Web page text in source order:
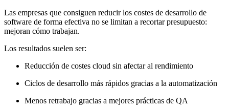
Las empresas que consiguen reducir los costes de desarrollo de
software de forma efectiva no se limitan a recortar presupuesto:
mejoran cómo trabajan.
Los resultados suelen ser:
Reducción de costes cloud sin afectar al rendimiento
Ciclos de desarrollo más rápidos gracias a la automatización
Menos retrabajo gracias a mejores prácticas de QA